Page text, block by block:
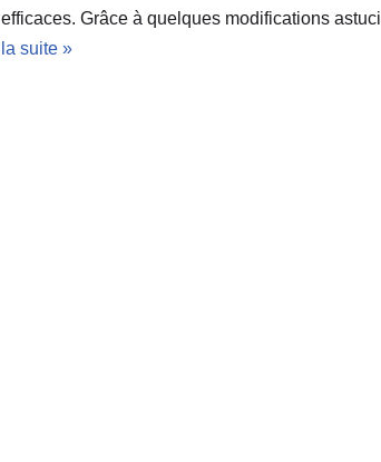
efficaces. Grâce à quelques modifications
la suite »